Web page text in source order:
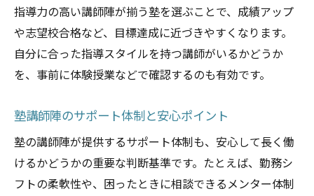
指導力の高い講師陣が揃う塾を選ぶことで、成績アップ
や志望校合格など、目標達成に近づきやすくなります。
自分に合った指導スタイルを持つ講師がいるかどうか
を、事前に体験授業などで確認するのも有効です。
塾講師陣のサポート体制と安心ポイント
塾の講師陣が提供するサポート体制も、安心して長く働
けるかどうかの重要な判断基準です。たとえば、勤務シ
フトの柔軟性や、困ったときに相談できるメンター体制